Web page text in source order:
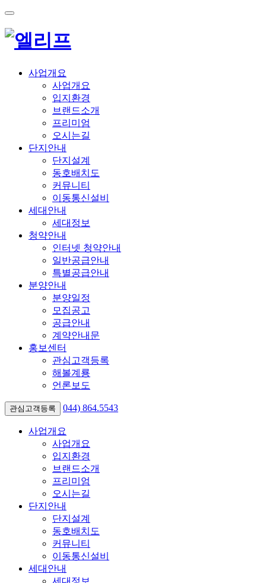
사업개요
사업개요
입지환경
브랜드소개
프리미엄
오시는길
단지안내
단지설계
동호배치도
커뮤니티
이동통신설비
세대안내
세대정보
청약안내
인터넷 청약안내
일반공급안내
특별공급안내
분양안내
분양일정
모집공고
공급안내
계약안내문
홍보센터
관심고객등록
해볼계룡
언론보도
관심고객등록 044) 864.5543
사업개요
사업개요
입지환경
브랜드소개
프리미엄
오시는길
단지안내
단지설계
동호배치도
커뮤니티
이동통신설비
세대안내
세대정보